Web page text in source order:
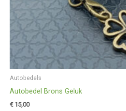
Autobedels
Autobedel Brons Geluk
€15,00